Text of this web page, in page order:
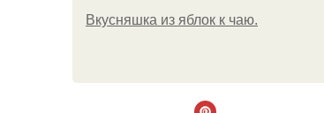
Вкусняшка из яблок к чаю.